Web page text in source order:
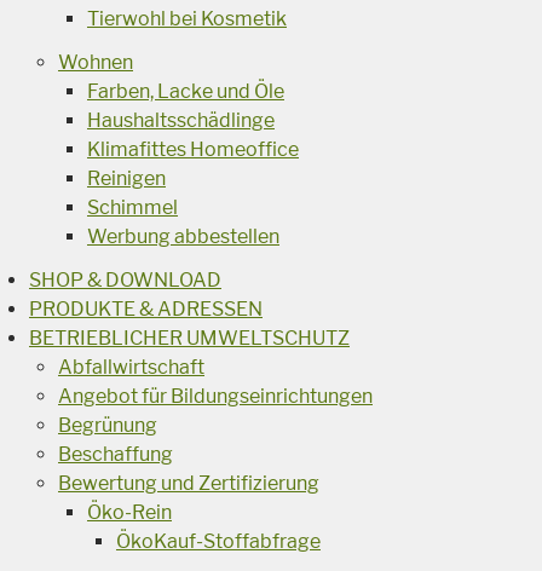
Tierwohl bei Kosmetik
Wohnen
Farben, Lacke und Öle
Haushaltsschädlinge
Klimafittes Homeoffice
Reinigen
Schimmel
Werbung abbestellen
SHOP & DOWNLOAD
PRODUKTE & ADRESSEN
BETRIEBLICHER UMWELTSCHUTZ
Abfallwirtschaft
Angebot für Bildungseinrichtungen
Begrünung
Beschaffung
Bewertung und Zertifizierung
Öko-Rein
ÖkoKauf-Stoffabfrage